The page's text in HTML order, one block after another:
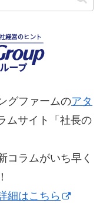
グファームのアタ
ムサイト「社長の
コラムがいち早く
細はこちら